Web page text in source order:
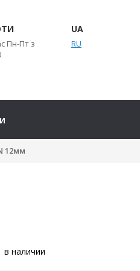
Пн-Пт з
UA
RU
12мм
в наличии